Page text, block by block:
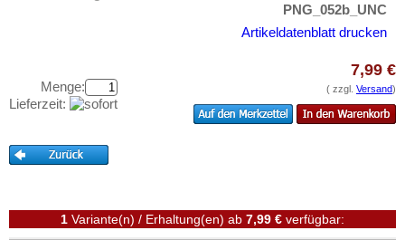
Aufbewahrung
Ihre Bewertungen
Informationen
PNG_052b_UNC
Artikeldatenblatt drucken
Menge:
Lieferzeit:
7,99 €
( zzgl. Versand)
1 Variante(n) / Erhaltung(en) ab 7,99 € verfügbar: